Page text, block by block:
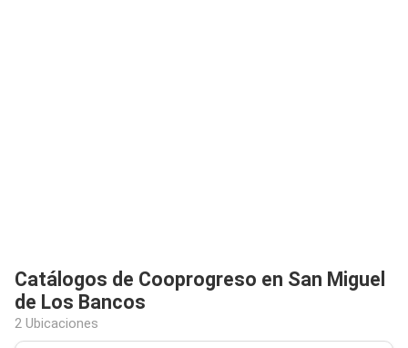
Catálogos de Cooprogreso en San Miguel
de Los Bancos
2 Ubicaciones